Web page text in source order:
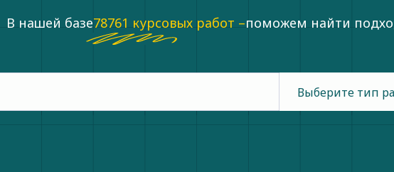
В нашей базе78761 курсовых работ –поможем найти
Выберите тип